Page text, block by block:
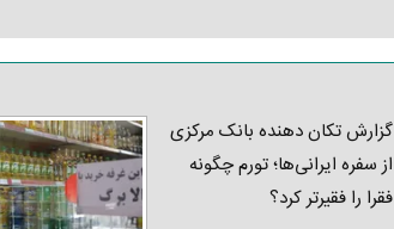
گزارش تکان‌ دهنده بانک مرکزی
از سفره ایرانی‌ها؛ تورم چگونه
فقرا را فقیرتر کرد؟